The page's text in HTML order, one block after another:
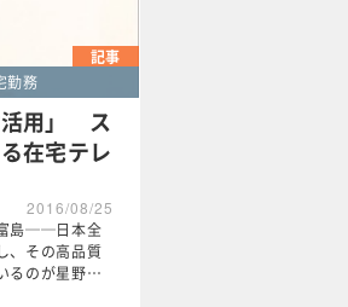
記事
勤務
活用」 ス
在宅テレ
2016/08/25
島──日本全
、その高品質
るのが星野…